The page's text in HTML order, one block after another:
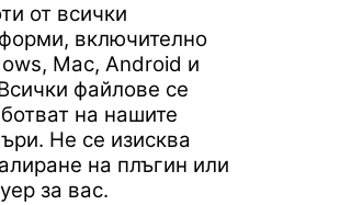
от всички
включително
Mac, Android и
файлове се
на нашите
Не се изисква
на плъгин или
за вас.